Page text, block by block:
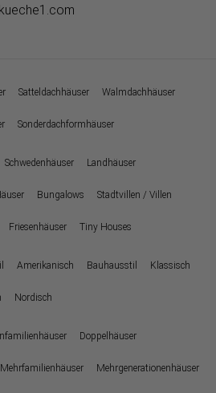
kueche1.com
Satteldachhäuser Walmdachhäuser
Sonderdachformhäuser
Schwedenhäuser Landhäuser
Bungalows Stadtvillen / Villen
Friesenhäuser Tiny Houses
Amerikanisch Bauhausstil Klassisch
Nordisch
Doppelhäuser
Mehrfamilienhäuser Mehrgenerationenhäuser